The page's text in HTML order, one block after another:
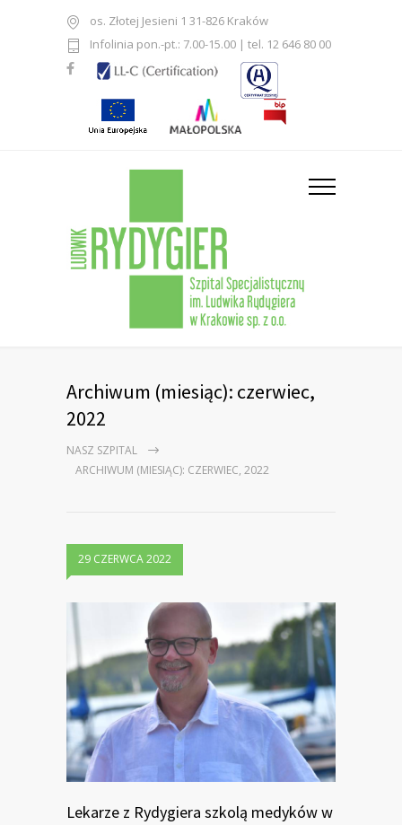
os. Złotej Jesieni 1 31-826 Kraków
Infolinia pon.-pt.: 7.00-15.00 | tel. 12 646 80 00
Archiwum (miesiąc): czerwiec,
2022
NASZ SZPITAL
ARCHIWUM (MIESIĄC): CZERWIEC, 2022
29 CZERWCA 2022
Lekarze z Rydygiera szkolą medyków w